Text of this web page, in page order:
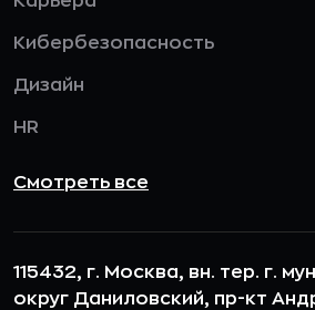
Кибербезопасность
Дизайн
HR
Смотреть все
115432, г. Москва, вн. тер. г.
округ Даниловский, пр-кт